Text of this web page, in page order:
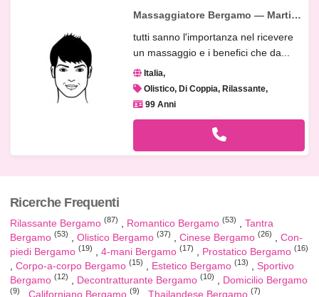
Massaggiatore Bergamo — Martinengo
tutti sanno l'importanza nel ricevere
un massaggio e i benefici che da...
Italia
Olistico, Di Coppia, Rilassante
99 Anni
Ricerche Frequenti
Rilassante Bergamo (87) Romantico Bergamo (53)
Tantra
Bergamo (53) Olistico Bergamo (37) Cinese Bergamo (26)
Con-
piedi Bergamo (19) 4-mani Bergamo (17) Prostatico Bergamo (16)
Corpo-a-corpo Bergamo (15) Estetico Bergamo (13)
Sportivo
Bergamo (12) Decontratturante Bergamo (10) Domicilio Bergamo
(9) Californiano Bergamo (9) Thailandese Bergamo (7)